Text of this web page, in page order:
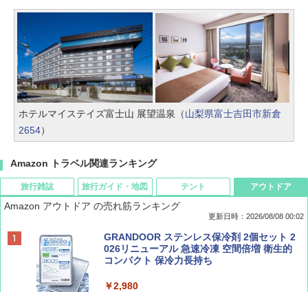
ホテルマイステイズ富士山 展望温泉（山梨県富士吉田市新倉
2654）
Amazon トラベル関連ランキング
旅行雑誌
BE-PAL(ビ-パル) 2026年 9 月号【特別付録:
SOTO ミニマル"旅"財布 ランダム2種】
旅行ガイド・地図
D40 地球の歩き方 チェンマイ タイ北部の魅
力的な町 2026～2027 地球の歩き方D アジア
テント
[キャンパーズコレクション 山善] ポップアッ
プテント 傘みたいに広げて畳める パッとサ
ッとサンシェード キューブ フルクローズ メ
&ハイキング カーキ PATC-150(KH)
アウトドア
Amazon アウトドア の売れ筋ランキング
更新日時：2026/08/08 00:02
GRANDOOR ステンレス保冷剤 2個セット 2
026リニューアル 急速冷凍 空間倍増 衛生的
コンパクト 保冷力長持ち
￥2,980